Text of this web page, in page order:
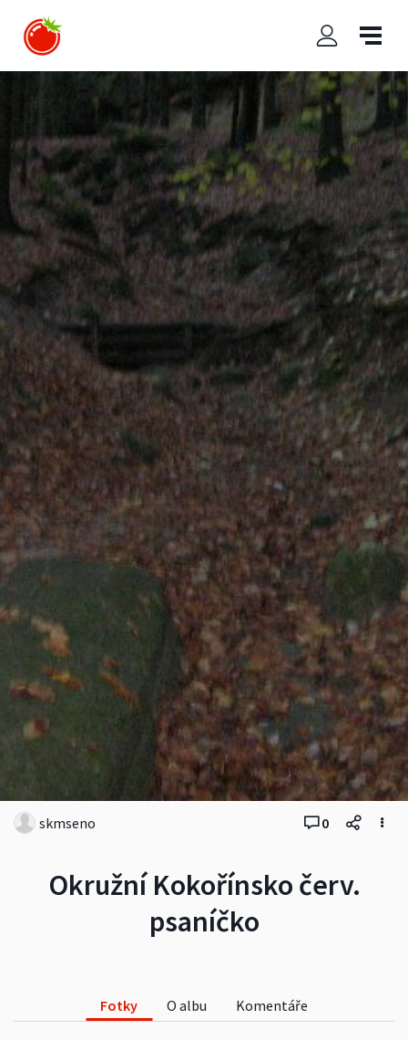
Okružní Kokořínsko červ.
psaníčko
skmseno 0
Fotky O albu Komentáře